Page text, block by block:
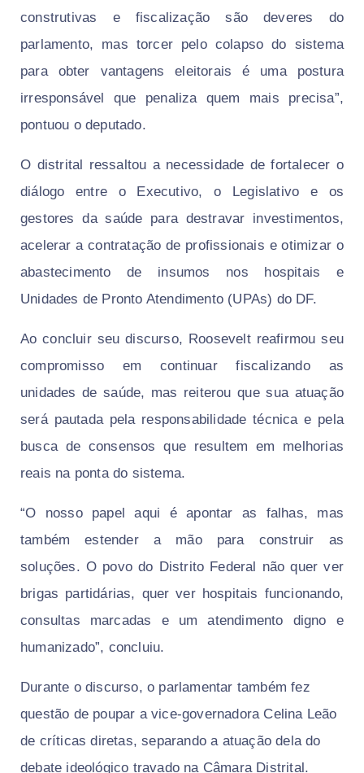
construtivas e fiscalização são deveres do
parlamento, mas torcer pelo colapso do sistema
para obter vantagens eleitorais é uma postura
irresponsável que penaliza quem mais precisa”,
pontuou o deputado.
​O distrital ressaltou a necessidade de fortalecer o
diálogo entre o Executivo, o Legislativo e os
gestores da saúde para destravar investimentos,
acelerar a contratação de profissionais e otimizar o
abastecimento de insumos nos hospitais e
Unidades de Pronto Atendimento (UPAs) do DF.
​Ao concluir seu discurso, Roosevelt reafirmou seu
compromisso em continuar fiscalizando as
unidades de saúde, mas reiterou que sua atuação
será pautada pela responsabilidade técnica e pela
busca de consensos que resultem em melhorias
reais na ponta do sistema.
​“O nosso papel aqui é apontar as falhas, mas
também estender a mão para construir as
soluções. O povo do Distrito Federal não quer ver
brigas partidárias, quer ver hospitais funcionando,
consultas marcadas e um atendimento digno e
humanizado”, concluiu.
Durante o discurso, o parlamentar também fez
questão de poupar a vice-governadora Celina Leão
de críticas diretas, separando a atuação dela do
debate ideológico travado na Câmara Distrital.